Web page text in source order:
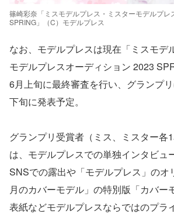
篠崎彩奈「ミスモデルプレス・ミスターモデルプレ
SPRING」（C）モデルプレス
なお、モデルプレスは現在「ミスモデ
モデルプレスオーディション 2023
6月上旬に最終審査を行い、グランプ
下旬に発表予定。
グランプリ受賞者（ミス、ミスター各
は、モデルプレスでの単独インタビュ
SNSでの露出や「モデルプレス」のオ
月のカバーモデル」の特別版「カバー
表紙などモデルプレスならではのプラ